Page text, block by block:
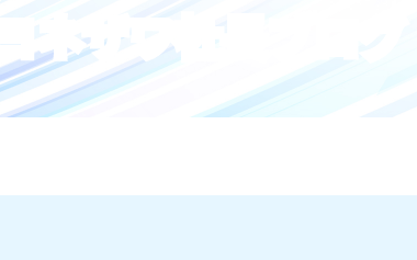
ヨネザワ社長ブログ